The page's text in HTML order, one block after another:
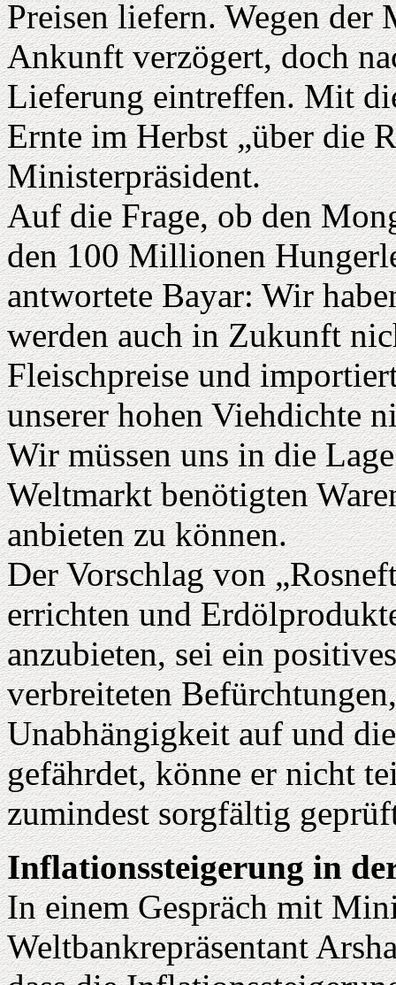
Preisen liefern. Wegen der
Ankunft verzögert, doch
Lieferung eintreffen. Mit
Ernte im Herbst „über die
Ministerpräsident.
Auf die Frage, ob den
den 100 Millionen
antwortete Bayar: Wir
werden auch in Zukunft
Fleischpreise und
unserer hohen Viehdichte
Wir müssen uns in die
Weltmarkt benötigten
anbieten zu können.
Der Vorschlag von
errichten und
anzubieten, sei ein
verbreiteten
Unabhängigkeit auf und
gefährdet, könne er nicht
zumindest sorgfältig
Inflationssteigerung in
In einem Gespräch mit
Weltbankrepräsentant